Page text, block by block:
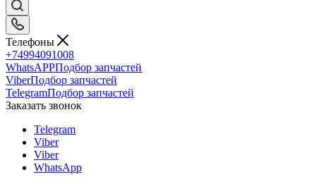
Телефоны
+74994091008
WhatsAPPПодбор запчастей
ViberПодбор запчастей
TelegramПодбор запчастей
Заказать звонок
Telegram
Viber
Viber
WhatsApp